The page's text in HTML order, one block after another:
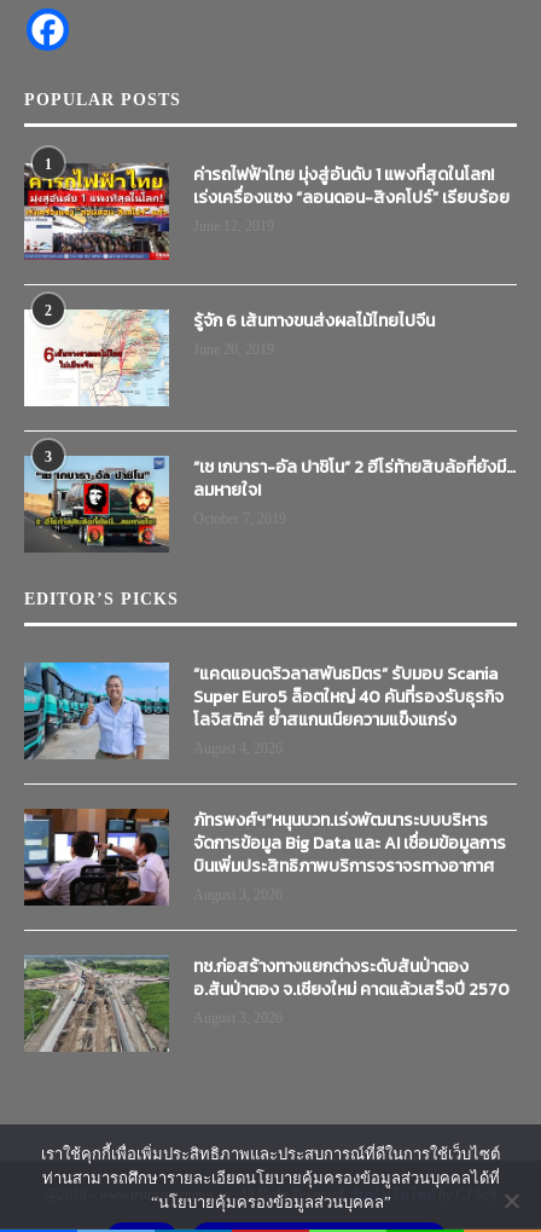
POPULAR POSTS
1
ค่ารถไฟฟ้าไทย มุ่งสู่อันดับ 1 แพงที่สุดในโลก!
เร่งเครื่องแซง “ลอนดอน-สิงคโปร์” เรียบร้อย
2 รู้จัก 6 เส้นทางขนส่งผลไม้ไทยไปจีน
3
“เช เกบารา-อัล ปาชิโน” 2 ฮีโร่ท้ายสิบล้อที่ยังมี…
ลมหายใจ!
EDITOR’S PICKS
“แคดแอนดริวลาสพันธมิตร” รับมอบ Scania
Super Euro5 ล็อตใหญ่ 40 คันที่รองรับธุรกิจ
โลจิสติกส์ ย้ำสแกนเนียความแข็งแกร่ง
ภัทรพงศ์ฯ”หนุนบวท.เร่งพัฒนาระบบบริหาร
จัดการข้อมูล Big Data และ AI เชื่อมข้อมูลการ
บินเพิ่มประสิทธิภาพบริการจราจรทางอากาศ
ทช.ก่อสร้างทางแยกต่างระดับสันป่าตอง
อ.สันป่าตอง จ.เชียงใหม่ คาดแล้วเสร็จปี 2570
@2018 - www.transtimenews.co. All Right Reserved. รับทำเว็บไซต์
เราใช้คุกกี้เพื่อเพิ่มประสิทธิภาพและประสบการณ์ที่ดีในการใช้เว็บไซต์
ท่านสามารถศึกษารายละเอียดนโยบายคุ้มครองข้อมูลส่วนบุคคลได้ที่
“นโยบายคุ้มครองข้อมูลส่วนบุคคล”